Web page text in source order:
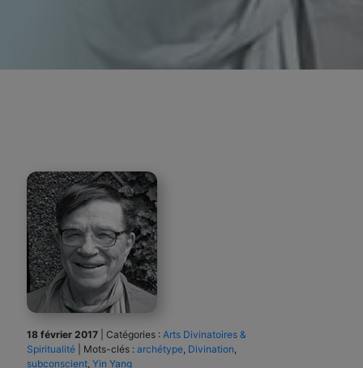
18 février 2017 Catégories : Arts Divinatoires &
Spiritualité
Mots-clés : archétype Divination
subconscient Yin Yang